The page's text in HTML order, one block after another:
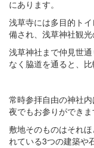
にあります。
浅草寺には多目的ト
備され、浅草神社観
浅草神社まで仲見世
なく脇道を通ると、
常時参拝自由の神社内
夜でもお参りができま
敷地そのものはそれ
れている3つの建築や